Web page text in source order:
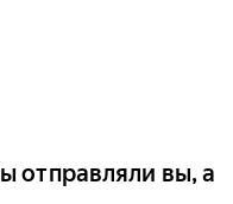
отправляли вы, а